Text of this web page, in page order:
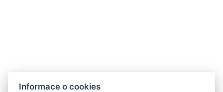
Informace o cookies